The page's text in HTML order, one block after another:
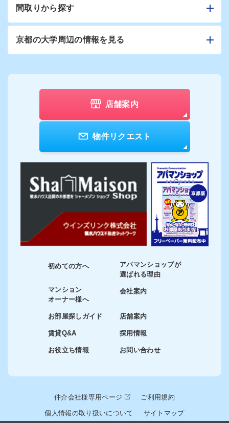
間取りから探す
京都の大学周辺の情報を見る
店舗案内
物件リクエスト
初めての方へ
マンション
オーナー様へ
お部屋探しガイド
賃貸Q&A
お役立ち情報
アパマンショップが
選ばれる理由
会社案内
店舗案内
採用情報
お問い合わせ
仲介会社様専用ページ ご利用規約
個人情報の取り扱いについて サイトマップ